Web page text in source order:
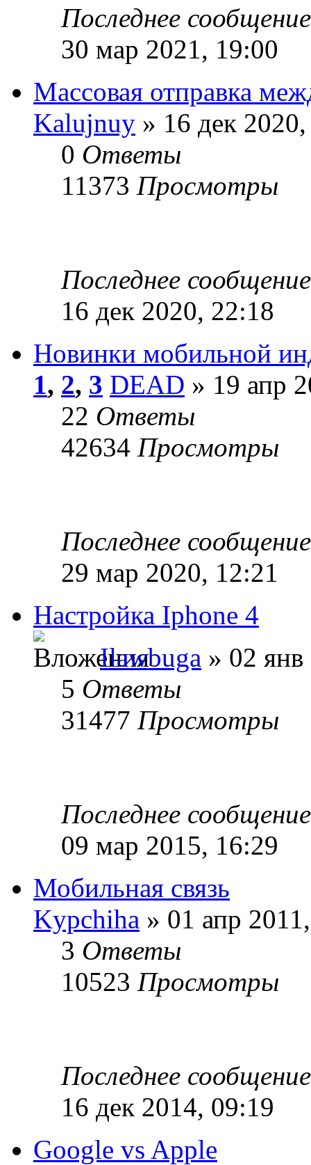
Последнее
30 мар 2021, 19:00
Массовая отправка
Kalujnuy » 16 дек
0 Ответы
11373 Просмотры
Последнее
16 дек 2020, 22:18
Новинки мобильной
1, 2, 3 DEAD » 19 апр
22 Ответы
42634 Просмотры
Последнее
29 мар 2020, 12:21
Настройка Iphone 4
Ilawbuga » 02
5 Ответы
31477 Просмотры
Последнее
09 мар 2015, 16:29
Мобильная связь
Kypchiha » 01 апр
3 Ответы
10523 Просмотры
Последнее
16 дек 2014, 09:19
Google vs Apple